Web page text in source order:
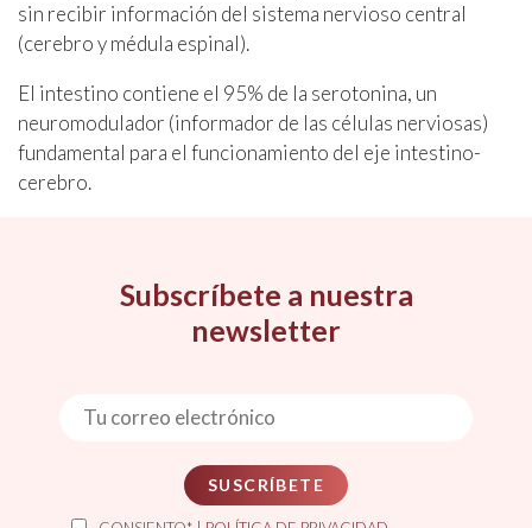
sin recibir información del sistema nervioso central
(cerebro y médula espinal).
El intestino contiene el 95% de la serotonina, un
neuromodulador (informador de las células nerviosas)
fundamental para el funcionamiento del eje intestino-
cerebro.
Subscríbete a nuestra
newsletter
SUSCRÍBETE